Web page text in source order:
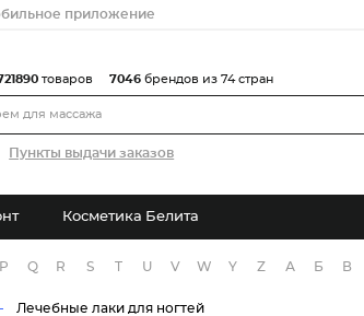
приложение
Пункты выдачи заказов
товаров 7046 брендов из 74 стран
Косметика Белита
P Q R S T U V W Y Z А Б В
Лечебные лаки для ногтей